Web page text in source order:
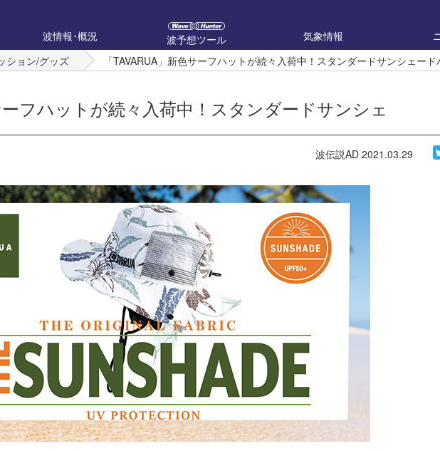
波情報･概況
波予想ツール 気象情報
ション/グッズ 「TAVARUA」新色サーフハットが続々入荷中！スタンダードサンシェード
ーフハットが続々入荷中！スタンダードサンシェ
波伝説AD 2021.03.29